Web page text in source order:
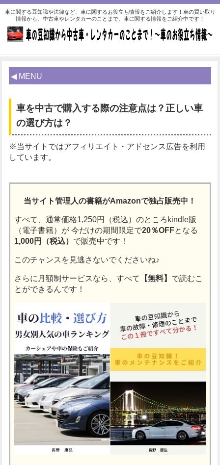
車に関する豆知識や法律など、車に関するお役立ち情報をご紹介します！車の買い取り
情報から、中古車やレンタカーのことまで、車に関する情報をご紹介中です！
◀ MENU
車を中古で購入する際の注意点は？正しい車
の選び方は？
※当サイトではアフィリエイト・アドセンス広告を利用
しています。
当サイト管理人の書籍がAmazonで独占販売中！
すべて、通常価格1,250円（税込）のところkindle版
（電子書籍）が今だけの期間限定で20％OFFとなる
1,000円（税込） で販売中です！
このチャンスを見逃さないでくださいね♪
さらに月額制サービスなら、すべて 【無料】 で読むこ
とができるんです！